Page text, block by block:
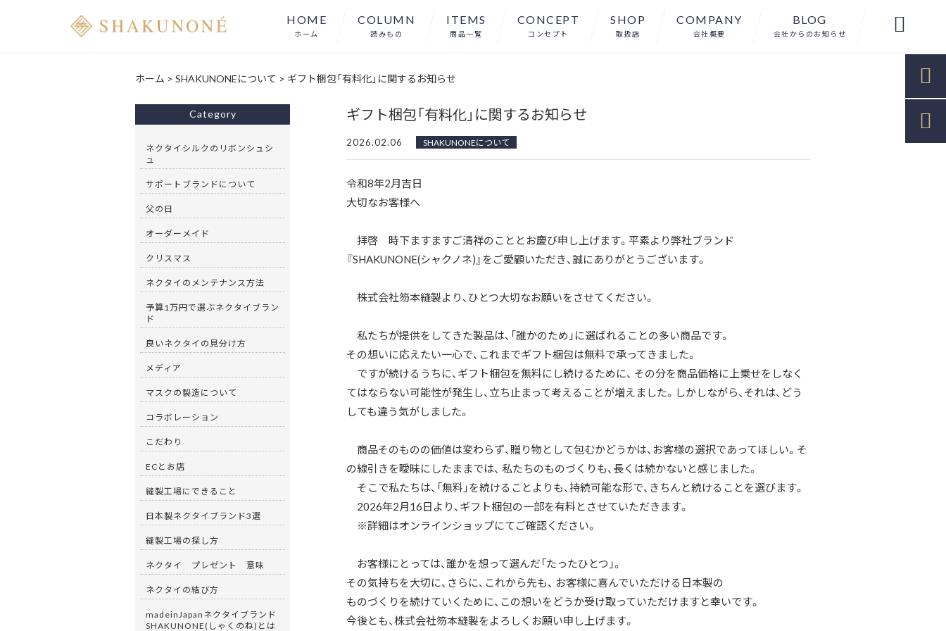
HOME
ホーム
COLUMN
読みもの
ITEMS
商品一覧
CONCEPT
コンセプト
SHOP
取扱店
COMPANY
会社概要
BLOG
会社からのお知らせ 
ホーム > SHAKUNONEについて > ギフト梱包「有料化」に関するお知らせ
ギフト梱包「有料化」に関するお知らせ
2026.02.06 SHAKUNONEについて
令和8年2月吉日
大切なお客様へ
拝啓 時下ますますご清祥のこととお慶び申し上げます。平素より弊社ブランド
『SHAKUNONE(シャクノネ)』をご愛顧いただき、誠にありがとうございます。
株式会社笏本縫製より、ひとつ大切なお願いをさせてください。
私たちが提供をしてきた製品は、「誰かのため」に選ばれることの多い商品です。
その想いに応えたい一心で、これまでギフト梱包は無料で承ってきました。
ですが続けるうちに、ギフト梱包を無料にし続けるために、 その分を商品価格に上乗せをしなく
てはならない可能性が発生し、立ち止まって考えることが増えました。しかしながら、それは、どう
しても違う気がしました。
商品そのものの価値は変わらず、贈り物として包むかどうかは、お客様の選択であってほしい。そ
の線引きを曖昧にしたままでは、 私たちのものづくりも、長くは続かないと感じました。
そこで私たちは、「無料」を続けることよりも、持続可能な形で、きちんと続けることを選びます。
2026年2月16日より、ギフト梱包の一部を有料とさせていただきます。
※詳細はオンラインショップにてご確認ください。
お客様にとっては、誰かを想って選んだ「たったひとつ」。
その気持ちを大切に、さらに、これから先も、 お客様に喜んでいただける日本製の
ものづくりを続けていくために、この想いをどうか受け取っていただけますと幸いです。
今後とも、株式会社笏本縫製をよろしくお願い申し上げます。
Category
ネクタイシルクのリボンシュシ
ュ
サポートブランドについて
父の日
オーダーメイド
クリスマス
ネクタイのメンテナンス方法
予算1万円で選ぶネクタイブラン
ド
良いネクタイの見分け方
メディア
マスクの製造について
コラボレーション
こだわり
ECとお店
縫製工場にできること
日本製ネクタイブランド3選
縫製工場の探し方
ネクタイ プレゼント 意味
ネクタイの結び方
madeinJapanネクタイブランド
SHAKUNONE(しゃくのね)とは

